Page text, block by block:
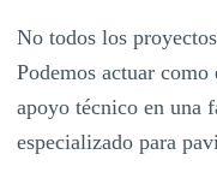
No todos los
Podemos actuar
apoyo técnico en una
especializado para